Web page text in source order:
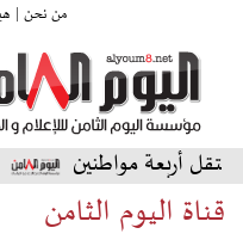
من نحن |
مواطنين وقار
قناة اليوم الثامن